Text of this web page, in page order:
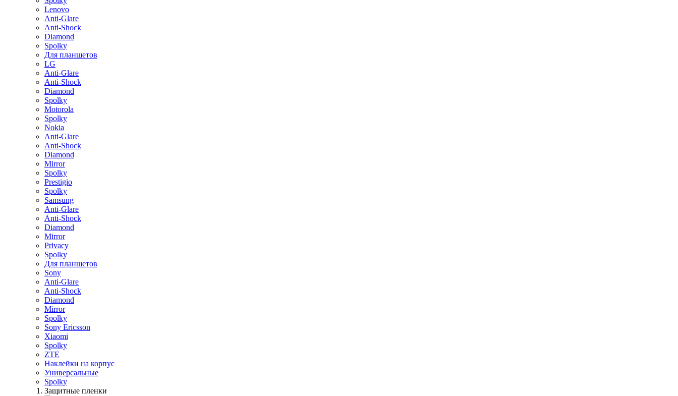
Lenovo
Anti-Glare
Anti-Shock
Diamond
Spolky
Для планшетов
LG
Anti-Glare
Anti-Shock
Diamond
Spolky
Motorola
Spolky
Nokia
Anti-Glare
Anti-Shock
Diamond
Mirror
Spolky
Prestigio
Spolky
Samsung
Anti-Glare
Anti-Shock
Diamond
Mirror
Privacy
Spolky
Для планшетов
Sony
Anti-Glare
Anti-Shock
Diamond
Mirror
Spolky
Sony Ericsson
Xiaomi
Spolky
ZTE
Наклейки на корпус
Универсальные
Spolky
Защитные пленки